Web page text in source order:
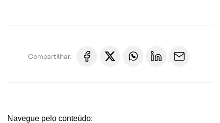
Compartilhar:
Navegue pelo conteúdo: